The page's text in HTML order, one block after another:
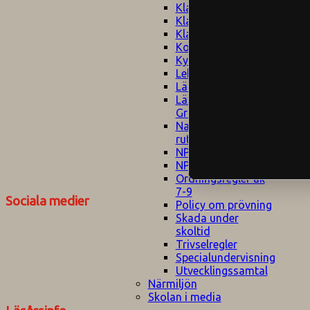
Klagomålspolicy
Klassföräldramöte
Klassutflykter
Konsekvenstrappa
Kyrkobesök
Lektionsanalys
Läromedelspolicy
Läxor på
Gripsholmsskolan
Nationella prov,
rutiner
NPF-certifirering 1
NPF certifiering 2
Ordningsregler åk
7-9
Policy om prövning
Skada under
skoltid
Trivselregler
Specialundervisning
Utvecklingssamtal
Närmiljön
Skolan i media
Sociala medier